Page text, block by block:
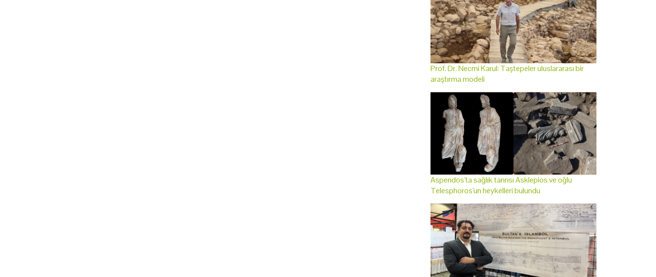
Prof. Dr. Necmi Karul: Taştepeler uluslararası bir
araştırma modeli
Aspendos'ta sağlık tanrısı Asklepios ve oğlu
Telesphoros'un heykelleri bulundu